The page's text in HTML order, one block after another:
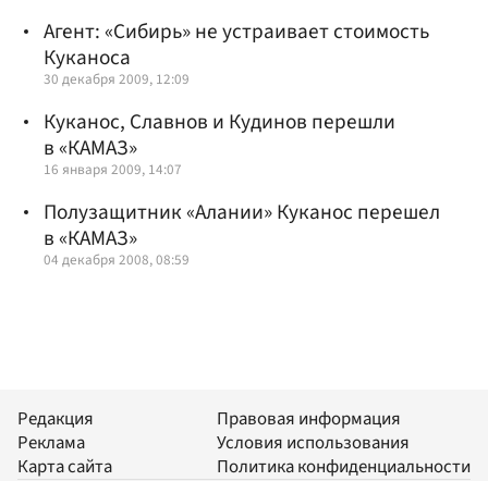
Агент: «Сибирь» не устраивает стоимость
Куканоса
30 декабря 2009, 12:09
Куканос, Славнов и Кудинов перешли
в «КАМАЗ»
16 января 2009, 14:07
Полузащитник «Алании» Куканос перешел
в «КАМАЗ»
04 декабря 2008, 08:59
Редакция
Реклама
Карта сайта
Правовая информация
Условия использования
Политика конфиденциальности